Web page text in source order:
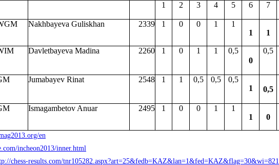
1 2 3 4 5 6 7
Nakhbayeva Guliskhan 2339 1 0 0 1
1
1
1
Davletbayeva Madina 2260 1 0 1 1
0,5
0
0,5
Jumabayev Rinat 2548 1 1 0,5 0,5
0,5
1
0,5
Ismagambetov Anuar 2495 1 0 0 1
1
1
0
en
incheon2013/inner.html
chess-results.com/tnr105282.aspx?art=25&fedb=KAZ&lan=1&fed=KAZ&flag=30&wi=821